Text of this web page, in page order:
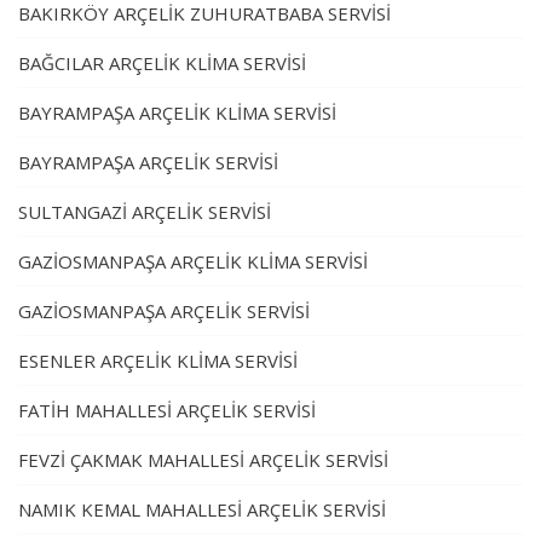
BAKIRKÖY ARÇELİK ZUHURATBABA SERVİSİ
BAĞCILAR ARÇELİK KLİMA SERVİSİ
BAYRAMPAŞA ARÇELİK KLİMA SERVİSİ
BAYRAMPAŞA ARÇELİK SERVİSİ
SULTANGAZİ ARÇELİK SERVİSİ
GAZİOSMANPAŞA ARÇELİK KLİMA SERVİSİ
GAZİOSMANPAŞA ARÇELİK SERVİSİ
ESENLER ARÇELİK KLİMA SERVİSİ
FATİH MAHALLESİ ARÇELİK SERVİSİ
FEVZİ ÇAKMAK MAHALLESİ ARÇELİK SERVİSİ
NAMIK KEMAL MAHALLESİ ARÇELİK SERVİSİ